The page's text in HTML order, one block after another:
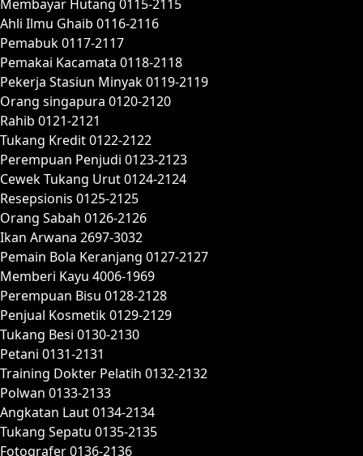
Membayar Hutang 0115-2115
Ahli Ilmu Ghaib 0116-2116
Pemabuk 0117-2117
Pemakai Kacamata 0118-2118
Pekerja Stasiun Minyak 0119-2119
Orang singapura 0120-2120
Rahib 0121-2121
Tukang Kredit 0122-2122
Perempuan Penjudi 0123-2123
Cewek Tukang Urut 0124-2124
Resepsionis 0125-2125
Orang Sabah 0126-2126
Ikan Arwana 2697-3032
Pemain Bola Keranjang 0127-2127
Memberi Kayu 4006-1969
Perempuan Bisu 0128-2128
Penjual Kosmetik 0129-2129
Tukang Besi 0130-2130
Petani 0131-2131
Training Dokter Pelatih 0132-2132
Polwan 0133-2133
Angkatan Laut 0134-2134
Tukang Sepatu 0135-2135
Fotografer 0136-2136